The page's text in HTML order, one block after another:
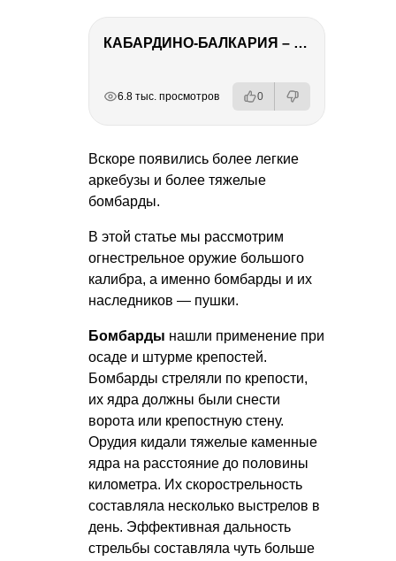
КАБАРДИНО-БАЛКАРИЯ – ПУТЕШЕСТВИЕ НА КАВКАЗ часть 3
6.8 тыс. просмотров 0
Вскоре появились более легкие
аркебузы и более тяжелые
бомбарды.
В этой статье мы рассмотрим
огнестрельное оружие большого
калибра, а именно бомбарды и их
наследников — пушки.
Бомбарды нашли применение при
осаде и штурме крепостей.
Бомбарды стреляли по крепости,
их ядра должны были снести
ворота или крепостную стену.
Орудия кидали тяжелые каменные
ядра на расстояние до половины
километра. Их скорострельность
составляла несколько выстрелов в
день. Эффективная дальность
стрельбы составляла чуть больше